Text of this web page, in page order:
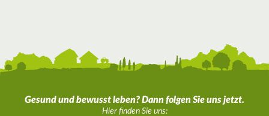
Gesund und bewusst leben? Dann folgen Sie uns jetzt.
Hier finden Sie uns: